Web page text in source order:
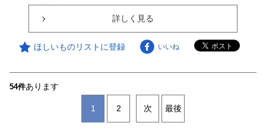
詳しく見る
ほしいものリストに登録 いいね
54件あります
1 2 次 最後